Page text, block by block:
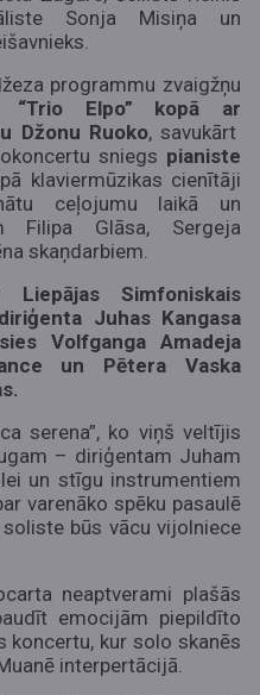
Sonja Misiņa un
programmu zvaigžņu
“Trio Elpo” kopā ar
Džonu Ruoko, savukārt
sniegs pianiste
klaviermūzikas cienītāji
ceļojumu laikā un
Filipa Glāsa, Sergeja
skaņdarbiem.
Liepājas Simfoniskais
Juhas Kangasa
Volfganga Amadeja
un Pētera Vaska
serena”, ko viņš veltījis
– diriģentam Juham
un stīgu instrumentiem
varenāko spēku pasaulē
būs vācu vijolniece
neaptverami plašās
emocijām piepildīto
koncertu, kur solo skanēs
interpertācijā.